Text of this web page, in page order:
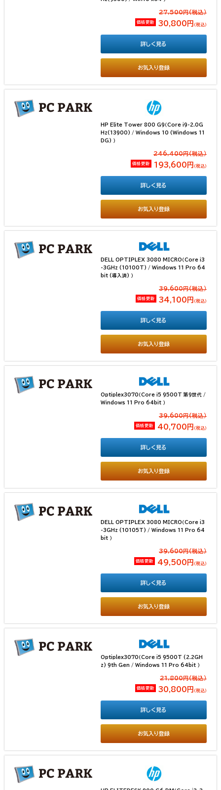
27,500円(税込）
価格更新 30,800円 （税込）
お気入り登録
詳しく見る
HP Elite Tower 800 G9（Core i9-2.0G
Hz(13900) / Windows 10 (Windows 11
DG) ）
246,400円(税込）
価格更新 193,600円 （税込）
お気入り登録
詳しく見る
DELL OPTIPLEX 3080 MICRO（Core i3
-3GHz (10100T) / Windows 11 Pro 64
bit (導入済) ）
39,600円(税込）
価格更新 34,100円 （税込）
お気入り登録
詳しく見る
Optiplex3070（Core i5 9500T 第9世代 /
Windows 11 Pro 64bit ）
39,600円(税込）
価格更新 40,700円 （税込）
お気入り登録
詳しく見る
DELL OPTIPLEX 3080 MICRO（Core i3
-3GHz (10105T) / Windows 11 Pro 64
bit ）
39,600円(税込）
価格更新 49,500円 （税込）
お気入り登録
詳しく見る
Optiplex3070（Core i5 9500T (2.2GH
z) 9th Gen / Windows 11 Pro 64bit ）
21,800円(税込）
価格更新 30,800円 （税込）
お気入り登録
詳しく見る